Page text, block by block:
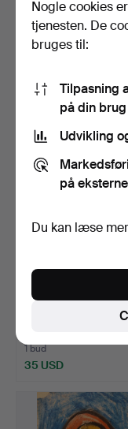
JOAN MARTI. " La
del barri de Per…
Opnåede hammerslag
35 USD
ERNESTO
(1918-2015).
Opnåede hammerslag
1 bud
35 USD
Nogle cookies
tjenesten. De
bruges til:
Tilpasning
på din
Udvikling
på
Du kan læse